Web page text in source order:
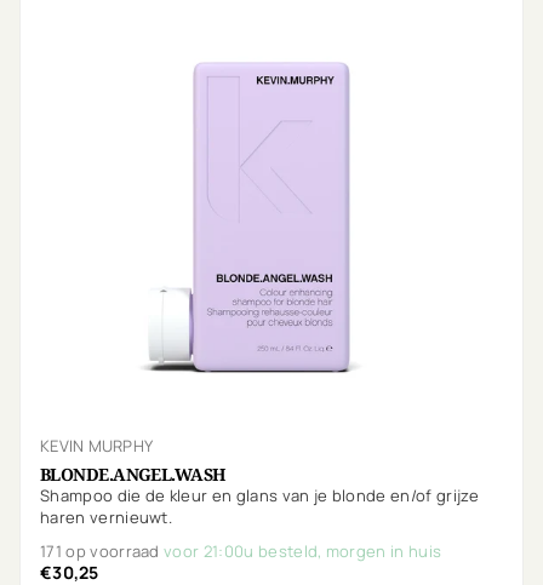
KEVIN MURPHY
BLONDE.ANGEL.WASH
Shampoo die de kleur en glans van je blonde en/of grijze
haren vernieuwt.
171 op voorraadvoor 21:00u besteld, morgen in huis
€30,25